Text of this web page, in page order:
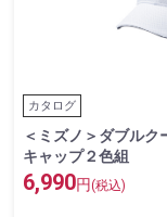
カタログ
＜ミズノ＞ダブルク
キャップ２色組
6,990円(税込)